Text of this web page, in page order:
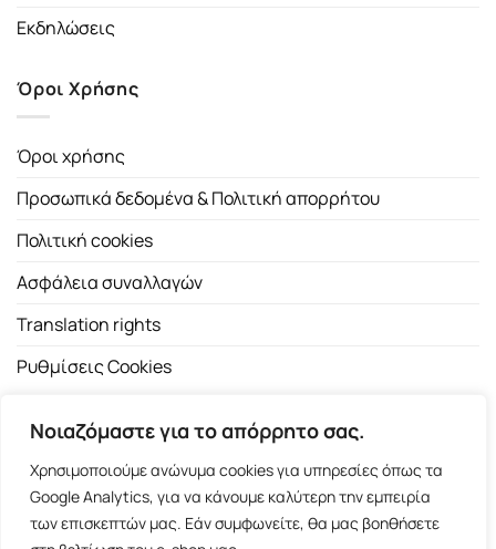
Νοιαζόμαστε για το απόρρητο σας.
Χρησιμοποιούμε ανώνυμα cookies για υπηρεσίες όπως τα
Google Analytics, για να κάνουμε καλύτερη την εμπειρία
των επισκεπτών μας. Εάν συμφωνείτε, θα μας βοηθήσετε
Εκδηλώσεις
Όροι Χρήσης
Όροι χρήσης
Προσωπικά δεδομένα & Πολιτική απορρήτου
Πολιτική cookies
Ασφάλεια συναλλαγών
Translation rights
Ρυθμίσεις Cookies
Copyright 2026 ©Εκδοτικός Οίκος Α.Α. Λιβάνη| All rights